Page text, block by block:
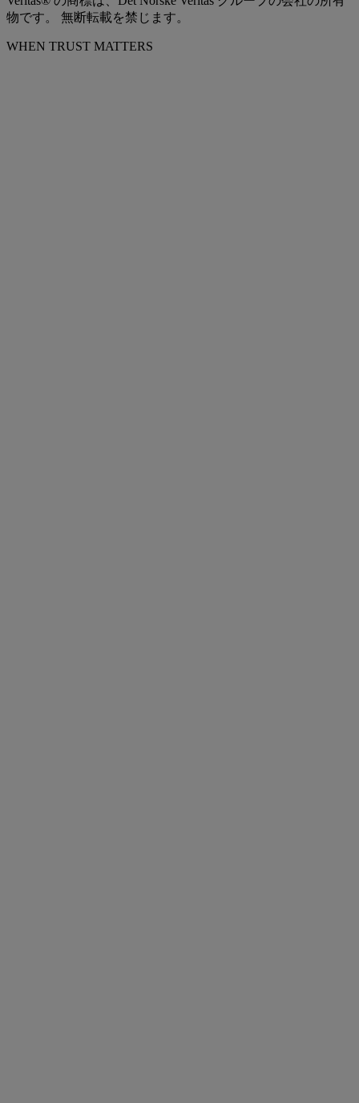
物です。 無断転載を禁じます。
WHEN TRUST MATTERS